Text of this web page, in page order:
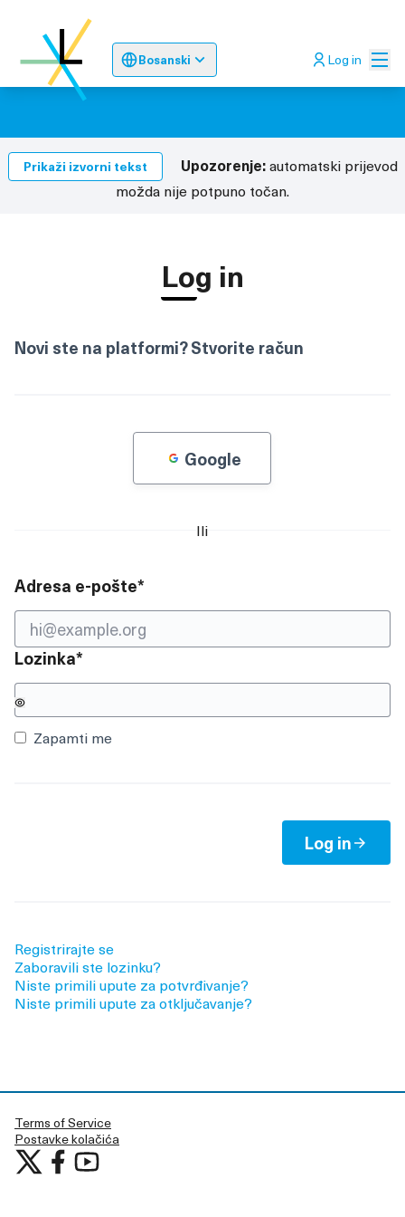
Bosanski
Sprache wählen Choose languageOdaberite
Log in
Prikaži izvorni tekst Upozorenje:automatski prijevod
možda nije potpuno točan.
Log in
Novi ste na platformi?Stvorite račun
Google
Ili
Adresa e-pošte*
Lozinka*
Zapamti me
Log in
Registrirajte se
Zaboravili ste lozinku?
Niste primili upute za potvrđivanje?
Niste primili upute za otključavanje?
Terms of Service
Postavke kolačića
Učestvujte u Lustenau at X
Učestvujte u Lustenau na Facebooku
Učestvujte u Lustenau na YouTubu